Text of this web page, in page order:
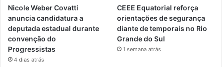
Nicole Weber Covatti
anuncia candidatura a
deputada estadual durante
convenção do
Progressistas
4 dias atrás
CEEE Equatorial reforça
orientações de segurança
diante de temporais no Rio
Grande do Sul
1 semana atrás